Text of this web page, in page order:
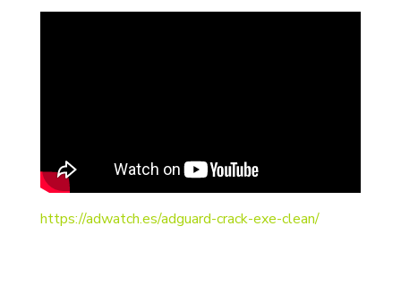
https://adwatch.es/adguard-crack-exe-clean/